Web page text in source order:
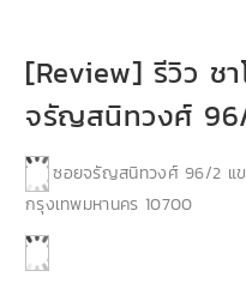
[Review] รีวิว ช
จรัญสนิทวงศ์
ซอยจรัญสนิทวงศ์ 96/2 แ
กรุงเทพมหานคร 10700